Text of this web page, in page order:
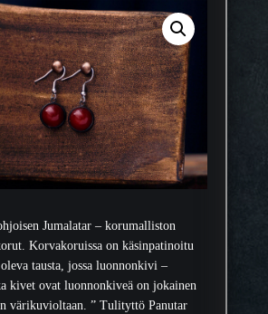
Jumalatar – korumalliston
Korvakoruissa on käsinpatinoitu
tausta, jossa luonnonkivi –
kivet ovat luonnonkiveä on jokainen
värikuvioltaan. ” Tulityttö Panutar